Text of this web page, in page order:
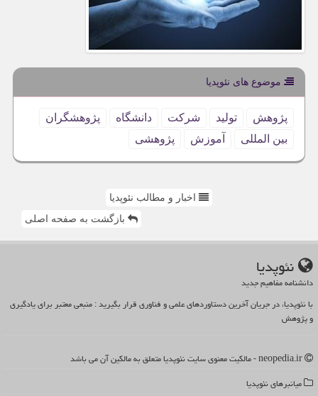
موضوع های نئوپدیا
پژوهش تولید شركت دانشگاه
پژوهشگران
بین المللی
آموزش پژوهشی
اخبار و مطالب نئوپدیا
بازگشت به صفحه اصلی
نئوپدیا
دانشنامه مفاهیم جدید
با نئوپدیا، در جریان آخرین دستاوردهای علمی و فناوری قرار بگیرید : منبعی معتبر برای یادگیری
و پژوهش
میانبرهای نئوپدیا